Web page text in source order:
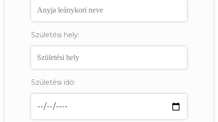
Születési hely:
Születési idő: